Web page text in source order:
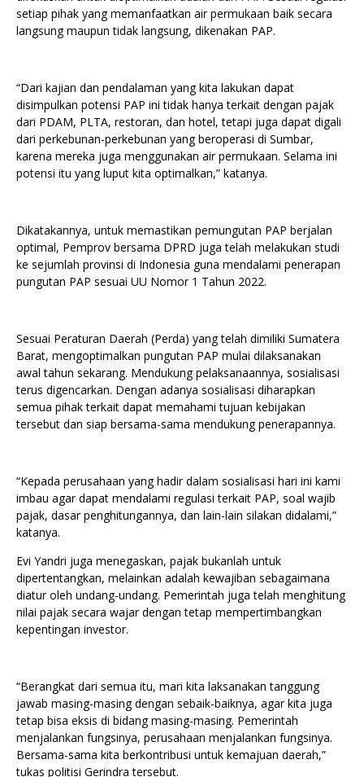
setiap pihak yang memanfaatkan air permukaan baik secara
langsung maupun tidak langsung, dikenakan PAP.
“Dari kajian dan pendalaman yang kita lakukan dapat
disimpulkan potensi PAP ini tidak hanya terkait dengan pajak
dari PDAM, PLTA, restoran, dan hotel, tetapi juga dapat digali
dari perkebunan-perkebunan yang beroperasi di Sumbar,
karena mereka juga menggunakan air permukaan. Selama ini
potensi itu yang luput kita optimalkan,” katanya.
Dikatakannya, untuk memastikan pemungutan PAP berjalan
optimal, Pemprov bersama DPRD juga telah melakukan studi
ke sejumlah provinsi di Indonesia guna mendalami penerapan
pungutan PAP sesuai UU Nomor 1 Tahun 2022.
Sesuai Peraturan Daerah (Perda) yang telah dimiliki Sumatera
Barat, mengoptimalkan pungutan PAP mulai dilaksanakan
awal tahun sekarang. Mendukung pelaksanaannya, sosialisasi
terus digencarkan. Dengan adanya sosialisasi diharapkan
semua pihak terkait dapat memahami tujuan kebijakan
tersebut dan siap bersama-sama mendukung penerapannya.
“Kepada perusahaan yang hadir dalam sosialisasi hari ini kami
imbau agar dapat mendalami regulasi terkait PAP, soal wajib
pajak, dasar penghitungannya, dan lain-lain silakan didalami,”
katanya.
Evi Yandri juga menegaskan, pajak bukanlah untuk
dipertentangkan, melainkan adalah kewajiban sebagaimana
diatur oleh undang-undang. Pemerintah juga telah menghitung
nilai pajak secara wajar dengan tetap mempertimbangkan
kepentingan investor.
“Berangkat dari semua itu, mari kita laksanakan tanggung
jawab masing-masing dengan sebaik-baiknya, agar kita juga
tetap bisa eksis di bidang masing-masing. Pemerintah
menjalankan fungsinya, perusahaan menjalankan fungsinya.
Bersama-sama kita berkontribusi untuk kemajuan daerah,”
tukas politisi Gerindra tersebut.